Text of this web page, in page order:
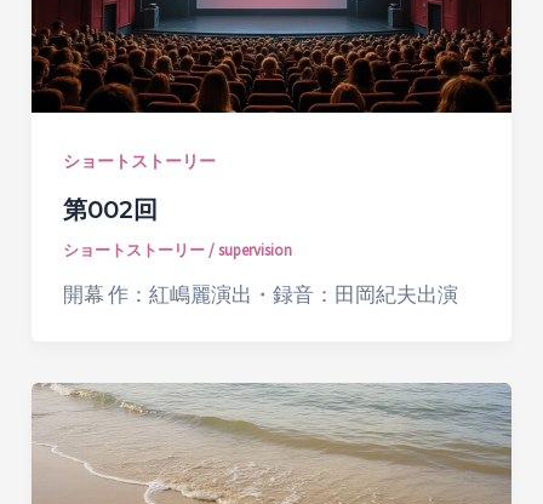
ショートストーリー
第002回
ショートストーリー/supervision
開幕 作：紅嶋麗演出・録音：田岡紀夫出演